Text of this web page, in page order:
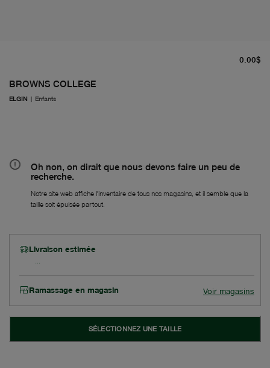
BROWNS COLLEGE
ELGIN | Enfants
0.00$
Oh non, on dirait que nous devons faire un peu de
recherche.
Notre site web affiche l'inventaire de tous nos magasins, et il semble que la
taille soit épuisée partout.
Livraison estimée
Ramassage en magasin Voir magasins
SÉLECTIONNEZ UNE TAILLE